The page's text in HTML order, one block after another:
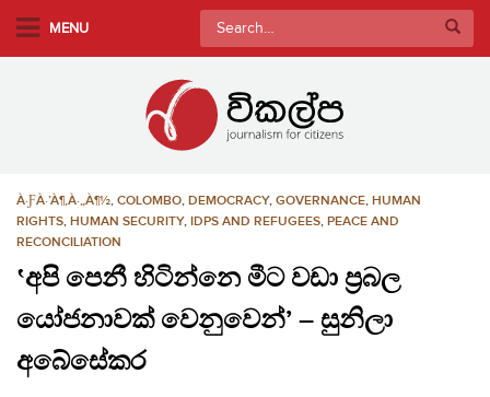
MENU
Search
for:
À·ƑÀ·’À¶‚À·„À¶½, COLOMBO, DEMOCRACY, GOVERNANCE, HUMAN
RIGHTS, HUMAN SECURITY, IDPS AND REFUGEES, PEACE AND
RECONCILIATION
‛අපි පෙනී හිටින්නෙ මීට වඩා ප්‍රබල
යෝජනාවක් වෙනුවෙන්’ – සුනිලා
අබේසේකර